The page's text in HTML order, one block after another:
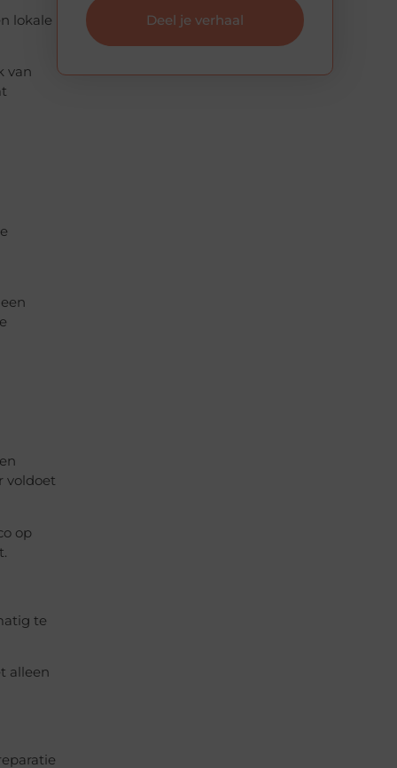
lokale
van
voldoet
op
te
alleen
Deel je verhaal